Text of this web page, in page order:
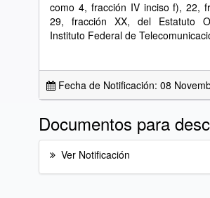
como 4, fracción IV inciso f), 22,
29, fracción XX, del Estatuto
Instituto Federal de
Fecha de Notificación: 08
Documentos para
Ver Notificación